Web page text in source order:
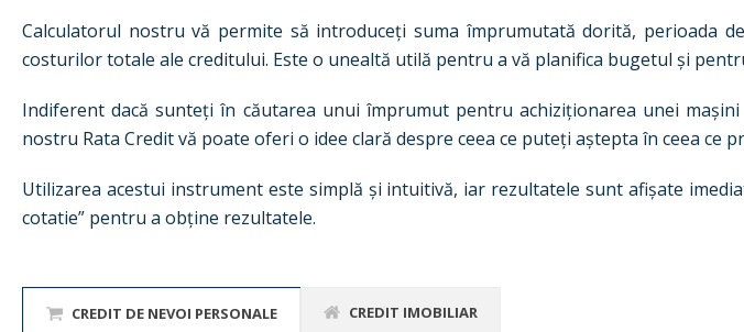
Calculatorul nostru vă permite să introduceți suma împrumutată dorită,
costurilor totale ale creditului. Este o unealtă utilă pentru a vă planifica bugetul și
Indiferent dacă sunteți în căutarea unui împrumut pentru achiziționarea unei
nostru Rata Credit vă poate oferi o idee clară despre ceea ce puteți aștepta în ceea ce
Utilizarea acestui instrument este simplă și intuitivă, iar rezultatele sunt afișate
cotatie” pentru a obține rezultatele.
CREDIT DE NEVOI PERSONALE CREDIT IMOBILIAR